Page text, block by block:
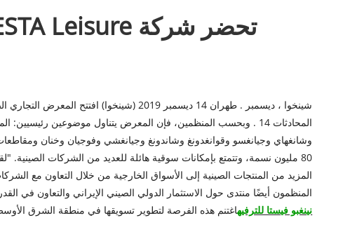
تحضر شركة VESTA Leisure المعرض التجاري الصيني الأول (إيران) في طهران
المحادثات 14 . وبحسب المنظمين، فإن المعرض يتناول موضوعين
80 مليون نسمة، وتتمتع بإمكانات سوقية هائلة للعديد من الشركات
المزيد من المنتجات الصينية إلى الأسواق الخارجية من خلال التعاون مع
المنظمون أيضًا منتدى حول الاستثمار الدولي الصيني الإيراني والتعاون في
نينغبو فيستا للترفيهاغتنم هذه الفرصة لتطوير تسويقها في منطقة الشرق